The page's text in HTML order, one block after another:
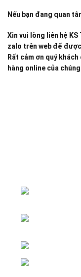
Nếu bạn đang quan
Xin vui lòng liên hệ KS
zalo trên web để
Rất cảm ơn quý
hàng online của